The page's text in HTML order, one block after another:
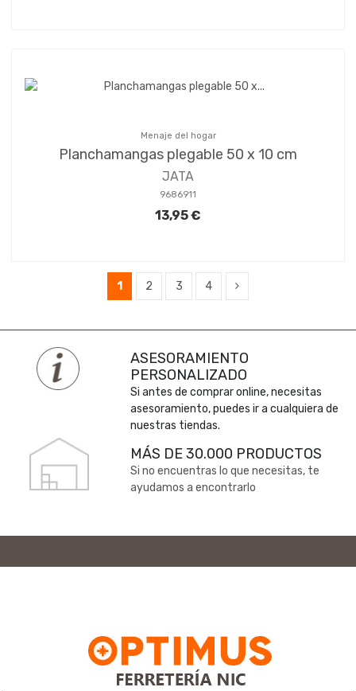
Menaje del hogar
Planchamangas plegable 50 x 10 cm
JATA
9686911
13,95 €
1 2 3 4
ASESORAMIENTO
PERSONALIZADO
Si antes de comprar online, necesitas
asesoramiento, puedes ir a cualquiera de
nuestras tiendas.
MÁS DE 30.000 PRODUCTOS
Si no encuentras lo que necesitas, te
ayudamos a encontrarlo